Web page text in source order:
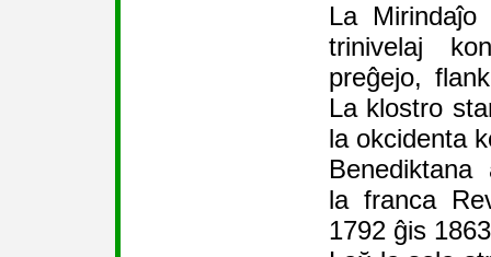
La
trinivelaj
preĝejo,
La klostro
la okcidenta
la franca
1792 ĝis